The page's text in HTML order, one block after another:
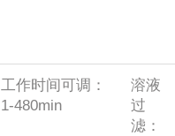
工作时间可调：
1-480min
溶液
过
滤：